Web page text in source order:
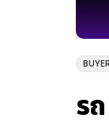
ร